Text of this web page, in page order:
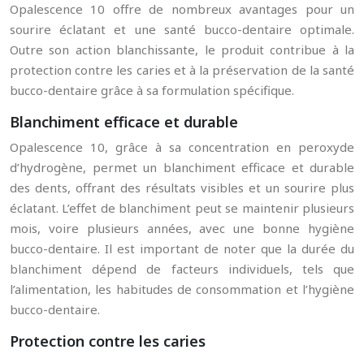
Opalescence 10 offre de nombreux avantages pour un
sourire éclatant et une santé bucco-dentaire optimale.
Outre son action blanchissante, le produit contribue à la
protection contre les caries et à la préservation de la santé
bucco-dentaire grâce à sa formulation spécifique.
Blanchiment efficace et durable
Opalescence 10, grâce à sa concentration en peroxyde
d’hydrogène, permet un blanchiment efficace et durable
des dents, offrant des résultats visibles et un sourire plus
éclatant. L’effet de blanchiment peut se maintenir plusieurs
mois, voire plusieurs années, avec une bonne hygiène
bucco-dentaire. Il est important de noter que la durée du
blanchiment dépend de facteurs individuels, tels que
l’alimentation, les habitudes de consommation et l’hygiène
bucco-dentaire.
Protection contre les caries